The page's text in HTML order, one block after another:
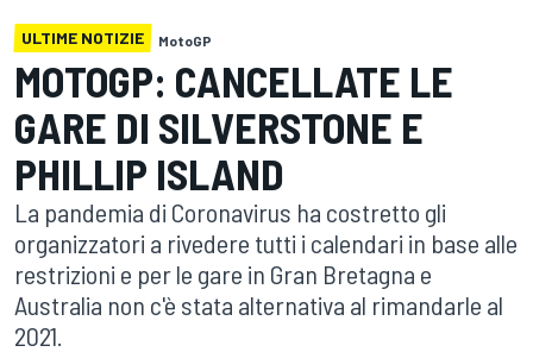
ULTIME NOTIZIE MotoGP
MOTOGP: CANCELLATE LE
GARE DI SILVERSTONE E
PHILLIP ISLAND
La pandemia di Coronavirus ha costretto gli
organizzatori a rivedere tutti i calendari in base alle
restrizioni e per le gare in Gran Bretagna e
Australia non c'è stata alternativa al rimandarle al
2021.